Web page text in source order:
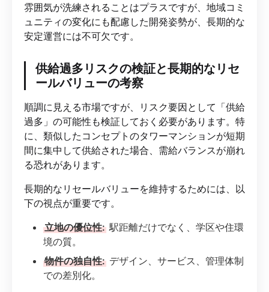
雰囲気が洗練されることはプラスですが、地域コミ
ュニティの変化にも配慮した開発姿勢が、長期的な
安定運営には不可欠です。
供給過多リスクの検証と長期的なリセ
ールバリューの考察
順調に見える市場ですが、リスク要因として「供給
過多」の可能性も検証しておく必要があります。特
に、類似したコンセプトのタワーマンションが短期
間に集中して供給された場合、需給バランスが崩れ
る恐れがあります。
長期的なリセールバリューを維持するためには、以
下の視点が重要です。
立地の優位性: 駅距離だけでなく、学区や住環
境の質。
物件の独自性: デザイン、サービス、管理体制
での差別化。